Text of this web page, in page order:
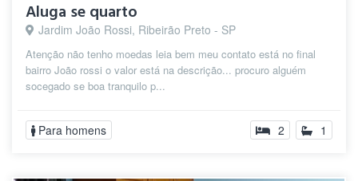
Aluga se quarto
Jardim João Rossi, Ribeirão Preto - SP
Atenção não tenho moedas leia bem meu contato está no final
bairro João rossi o valor está na descrição... procuro alguém
socegado se boa tranquilo p...
Para homens 2 1